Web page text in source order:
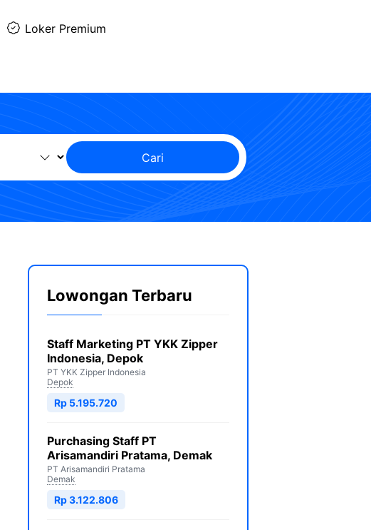
Loker Premium
Cari
Lowongan Terbaru
Staff Marketing PT YKK Zipper
Indonesia, Depok
PT YKK Zipper Indonesia
Depok
Rp 5.195.720
Purchasing Staff PT
Arisamandiri Pratama, Demak
PT Arisamandiri Pratama
Demak
Rp 3.122.806